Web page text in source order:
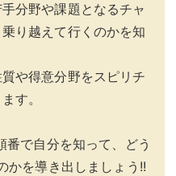
分野や課題となるチャ
り越えて行くのかを知
や得意分野をスピリチ
す。
で自分を知って、どう
かを導き出しましょう!!